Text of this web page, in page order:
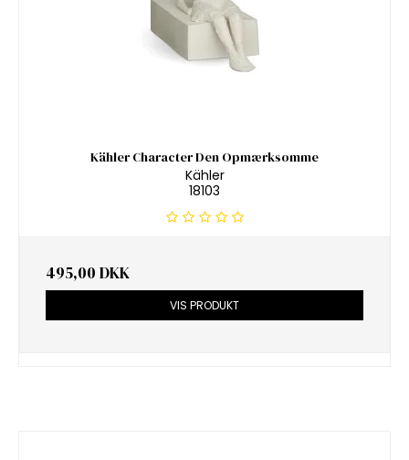
Kähler Character Den Opmærksomme
Kähler
18103
495,00 DKK
VIS PRODUKT